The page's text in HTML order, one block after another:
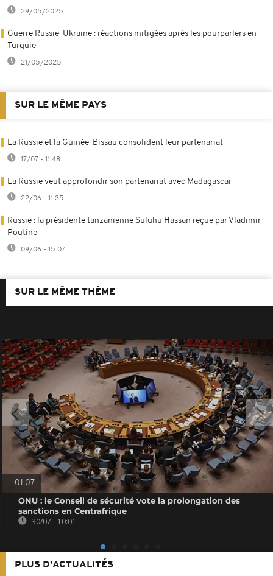
29/05/2025
Guerre Russie-Ukraine : réactions mitigées après les pourparlers en
Turquie
21/05/2025
SUR LE MÊME PAYS
La Russie et la Guinée-Bissau consolident leur partenariat
17/07 - 11:48
La Russie veut approfondir son partenariat avec Madagascar
22/06 - 11:35
Russie : la présidente tanzanienne Suluhu Hassan reçue par Vladimir
Poutine
09/06 - 15:07
SUR LE MÊME THÈME
01:07
ONU : le Conseil de sécurité vote la prolongation des
sanctions en Centrafrique
30/07 - 10:01
PLUS D'ACTUALITÉS